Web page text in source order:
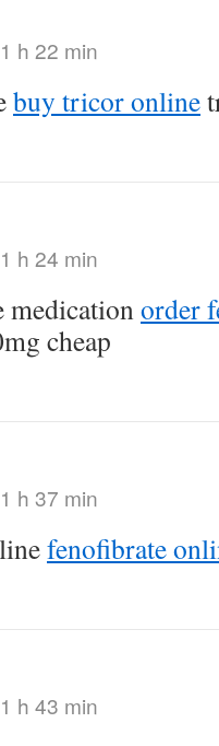
h 22 min
buy tricor online
h 24 min
medicationorder
cheap
h 37 min
fenofibrate
h 43 min